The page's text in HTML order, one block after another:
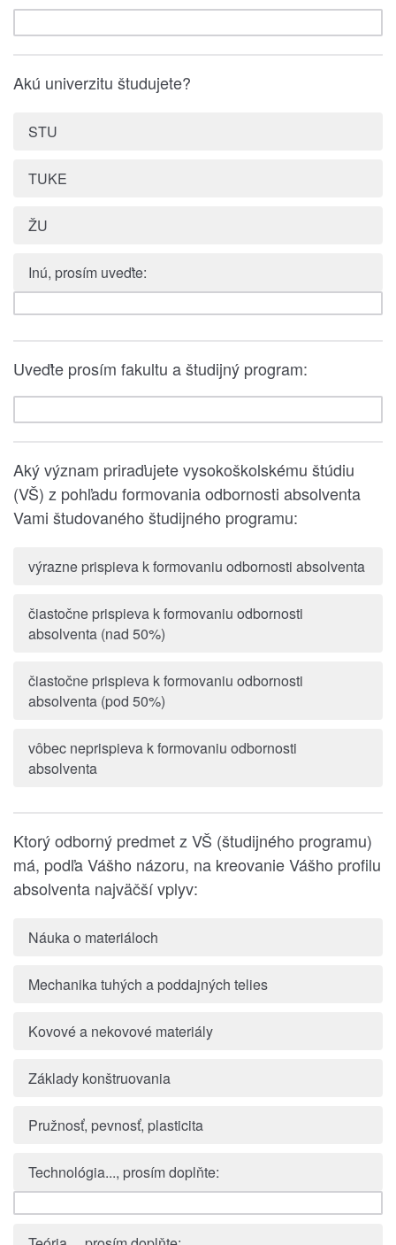
Akú univerzitu študujete?
STU
TUKE
ŽU
Inú, prosím uveďte:
Uveďte prosím fakultu a študijný program:
Aký význam priraďujete vysokoškolskému štúdiu
(VŠ) z pohľadu formovania odbornosti absolventa
Vami študovaného študijného programu:
výrazne prispieva k formovaniu odbornosti absolventa
čiastočne prispieva k formovaniu odbornosti
absolventa (nad 50%)
čiastočne prispieva k formovaniu odbornosti
absolventa (pod 50%)
vôbec neprispieva k formovaniu odbornosti
absolventa
Ktorý odborný predmet z VŠ (študijného programu)
má, podľa Vášho názoru, na kreovanie Vášho profilu
absolventa najväčší vplyv:
Náuka o materiáloch
Mechanika tuhých a poddajných telies
Kovové a nekovové materiály
Základy konštruovania
Pružnosť, pevnosť, plasticita
Technológia..., prosím doplňte: